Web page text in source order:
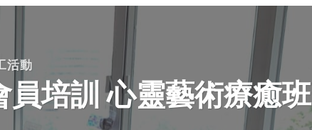
活動
培訓 心靈藝術療癒班